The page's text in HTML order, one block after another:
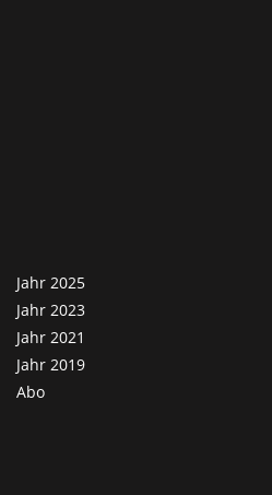
Jahr 2025
Jahr 2023
Jahr 2021
Jahr 2019
Abo